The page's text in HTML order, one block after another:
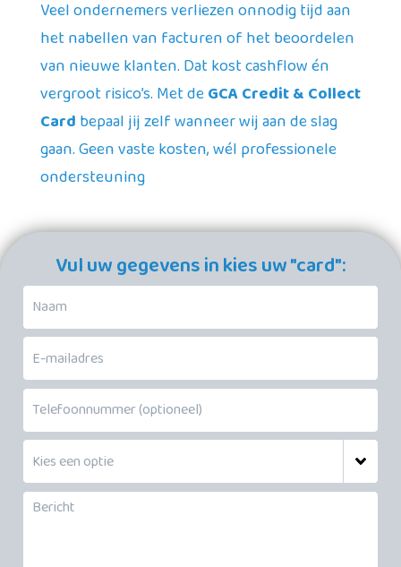
Veel ondernemers verliezen onnodig tijd aan
het nabellen van facturen of het beoordelen
van nieuwe klanten. Dat kost cashflow én
vergroot risico’s. Met deGCA Credit & Collect
Card bepaal jij zelf wanneer wij aan de slag
gaan. Geen vaste kosten, wél professionele
ondersteuning
Vul uw gegevens in kies uw "card":